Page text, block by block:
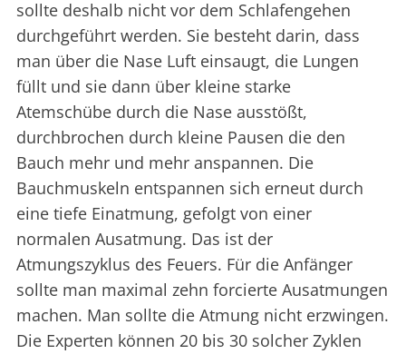
sollte deshalb nicht vor dem Schlafengehen
durchgeführt werden. Sie besteht darin, dass
man über die Nase Luft einsaugt, die Lungen
füllt und sie dann über kleine starke
Atemschübe durch die Nase ausstößt,
durchbrochen durch kleine Pausen die den
Bauch mehr und mehr anspannen. Die
Bauchmuskeln entspannen sich erneut durch
eine tiefe Einatmung, gefolgt von einer
normalen Ausatmung. Das ist der
Atmungszyklus des Feuers. Für die Anfänger
sollte man maximal zehn forcierte Ausatmungen
machen. Man sollte die Atmung nicht erzwingen.
Die Experten können 20 bis 30 solcher Zyklen